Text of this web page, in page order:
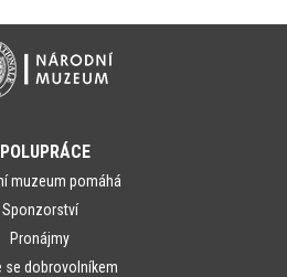
muzeum pomáhá
Sponzorství
Pronájmy
se dobrovolníkem